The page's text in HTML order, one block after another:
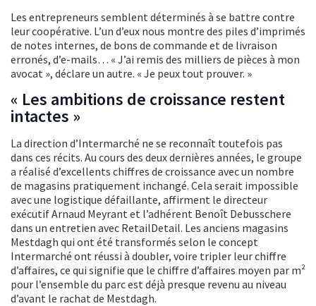
Les entrepreneurs semblent déterminés à se battre contre
leur coopérative. L’un d’eux nous montre des piles d’imprimés
de notes internes, de bons de commande et de livraison
erronés, d’e-mails… « J’ai remis des milliers de pièces à mon
avocat », déclare un autre. « Je peux tout prouver. »
« Les ambitions de croissance restent
intactes »
La direction d’Intermarché ne se reconnaît toutefois pas
dans ces récits. Au cours des deux dernières années, le groupe
a réalisé d’excellents chiffres de croissance avec un nombre
de magasins pratiquement inchangé. Cela serait impossible
avec une logistique défaillante, affirment le directeur
exécutif Arnaud Meyrant et l’adhérent Benoît Debusschere
dans un entretien avec RetailDetail. Les anciens magasins
Mestdagh qui ont été transformés selon le concept
Intermarché ont réussi à doubler, voire tripler leur chiffre
d’affaires, ce qui signifie que le chiffre d’affaires moyen par m²
pour l’ensemble du parc est déjà presque revenu au niveau
d’avant le rachat de Mestdagh.